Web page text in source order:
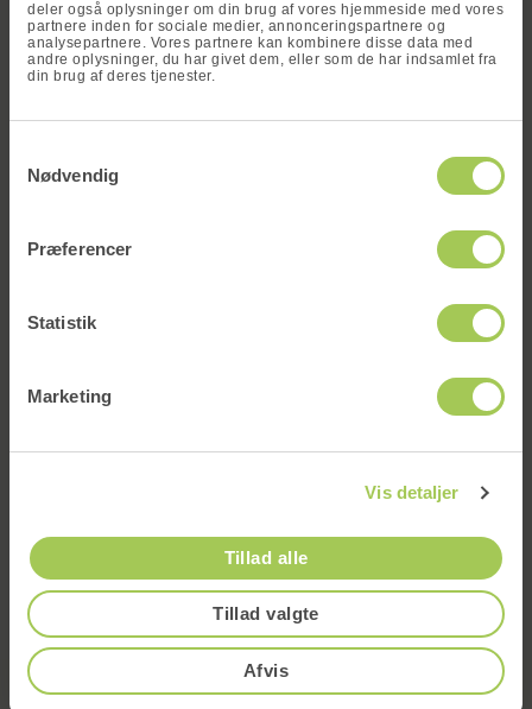
deler også oplysninger om din brug af vores hjemmeside med vores
partnere inden for sociale medier, annonceringspartnere og
analysepartnere. Vores partnere kan kombinere disse data med
andre oplysninger, du har givet dem, eller som de har indsamlet fra
din brug af deres tjenester.
Nødvendig
Præferencer
Statistik
Marketing
Vis detaljer
Tillad alle
Tillad valgte
Afvis
Fornavn*
Jeg henvender mig som..
Skriv din besked til os her..*
Vind en
vores konkurrence om at vinde en gratis